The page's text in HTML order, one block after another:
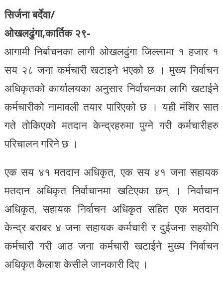
सिर्जना बर्देवा/
ओखलढुंगा,कार्तिक २९-
आगामी निर्बाचनका लागी ओखलढुंगा जिल्लामा १ हजार १
सय २८ जना कर्मचारी खटाइने भएको छ । मुख्य निर्वाचन
अधिकृतको कार्यालयका अनुसार निर्वाचनका लागि खटाईने
कर्मचारीको नामावली तयार पारिएको छ । यही मंशिर सात
गते तोकिएको मतदान केन्द्रहरुमा पुग्ने गरी कर्मचारीहरु
परिचालन गरिने छ ।
एक सय ४१ मतदान अधिकृत, एक सय ४१ जना सहायक
मतदान अधिकृत निर्वाचानमा खटिएका छन् । निर्वाचान
अधिकृत, सहायक निर्वाचन अधिकृत सहित एक मतदान
केन्द्र बराबर ४ जना सहायक कर्मचारी र दुईजना सहयोगि
कर्मचारी गरी आठ जना कर्मचारी खटाईने मुख्य निर्वाचन
अधिकृत कैलाश केसीले जानकारी दिए ।